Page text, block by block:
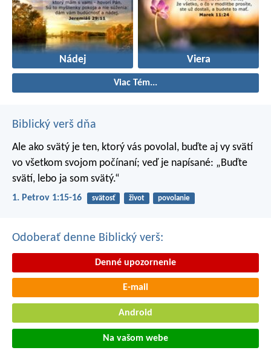
Nádej Viera
Viac Tém...
Biblický verš dňa
Ale ako svätý je ten, ktorý vás povolal, buďte aj vy svätí
vo všetkom svojom počínaní; veď je napísané: „Buďte
svätí, lebo ja som svätý.“
1. Petrov 1:15-16 svätosť život povolanie
Odoberať denne Biblický verš:
Denné upozornenie
E-mail
Android
Na vašom webe